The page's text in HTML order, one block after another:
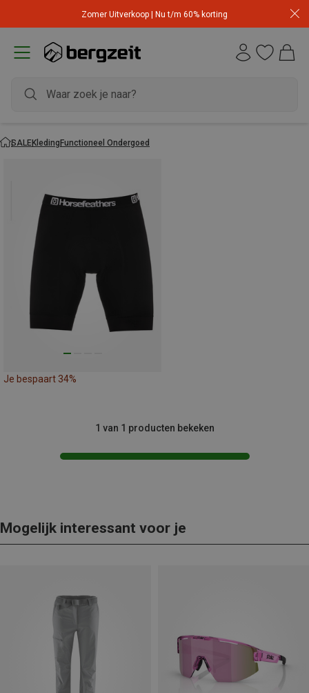
Zomer Uitverkoop | Nu t/m 60% korting
SALEKledingFunctioneel Ondergoed
Je bespaart 34%
1 van 1 producten bekeken
Mogelijk interessant voor je